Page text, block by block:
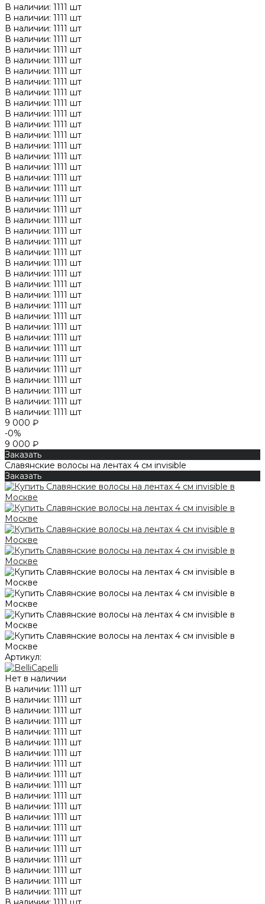
В наличии: 1111 шт
В наличии: 1111 шт
В наличии: 1111 шт
В наличии: 1111 шт
В наличии: 1111 шт
В наличии: 1111 шт
В наличии: 1111 шт
В наличии: 1111 шт
В наличии: 1111 шт
В наличии: 1111 шт
В наличии: 1111 шт
В наличии: 1111 шт
В наличии: 1111 шт
В наличии: 1111 шт
В наличии: 1111 шт
В наличии: 1111 шт
В наличии: 1111 шт
В наличии: 1111 шт
В наличии: 1111 шт
В наличии: 1111 шт
В наличии: 1111 шт
В наличии: 1111 шт
В наличии: 1111 шт
В наличии: 1111 шт
В наличии: 1111 шт
В наличии: 1111 шт
В наличии: 1111 шт
В наличии: 1111 шт
В наличии: 1111 шт
В наличии: 1111 шт
В наличии: 1111 шт
В наличии: 1111 шт
В наличии: 1111 шт
В наличии: 1111 шт
В наличии: 1111 шт
В наличии: 1111 шт
В наличии: 1111 шт
В наличии: 1111 шт
В наличии: 1111 шт
9 000 ₽
-0%
9 000 ₽
Заказать
Славянские волосы на лентах 4 см invisible
Заказать
Артикул:
Нет в наличии
В наличии: 1111 шт
В наличии: 1111 шт
В наличии: 1111 шт
В наличии: 1111 шт
В наличии: 1111 шт
В наличии: 1111 шт
В наличии: 1111 шт
В наличии: 1111 шт
В наличии: 1111 шт
В наличии: 1111 шт
В наличии: 1111 шт
В наличии: 1111 шт
В наличии: 1111 шт
В наличии: 1111 шт
В наличии: 1111 шт
В наличии: 1111 шт
В наличии: 1111 шт
В наличии: 1111 шт
В наличии: 1111 шт
В наличии: 1111 шт